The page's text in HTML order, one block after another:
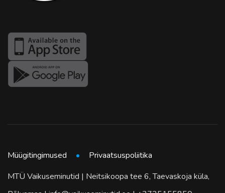
MTÜ Vaikuseminutid | Neitsikoopa tee 6, Taevaskoja küla,
Müügitingimused Privaatsuspoliitika